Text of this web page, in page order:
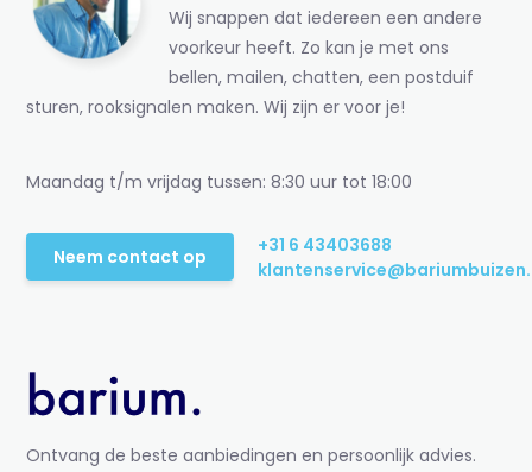
Wij snappen dat iedereen een andere
voorkeur heeft. Zo kan je met ons
bellen, mailen, chatten, een postduif
sturen, rooksignalen maken. Wij zijn er voor je!
Maandag t/m vrijdag tussen: 8:30 uur tot 18:00
Neem contact op
+31 6 43403688
Ontvang de beste aanbiedingen en persoonlijk advies.